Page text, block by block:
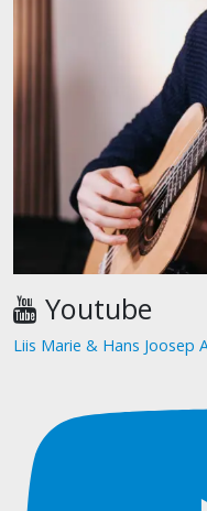
Youtube
Liis Marie & Hans Joosep